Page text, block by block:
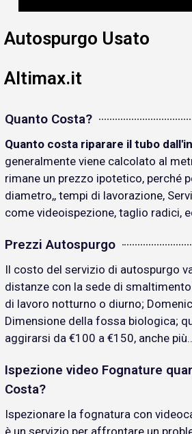
Autospurgo Usato
Altimax.it
Quanto Costa?
Quanto costa riparare il tubo
generalmente viene calcolato al
rimane un prezzo ipotetico, perché
diametro,, tempi di lavorazione,
come videoispezione, taglio radici,
Prezzi Autospurgo
Il costo del servizio di autospurgo
distanze con la sede di
di lavoro notturno o diurno;
Dimensione della fossa biologica;
aggirarsi da €100 a €150, anche più..
Ispezione video Fognature
Costa?
Ispezionare la fognatura con